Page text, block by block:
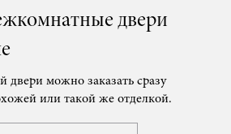
двери
двери можно заказать сразу
или такой же отделкой.